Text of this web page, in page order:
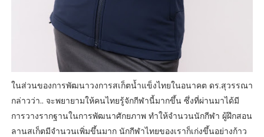
ในส่วนของการพัฒนาวงการสเก็ตน้ำแข็งไทยในอนาคต ดร.สุวรรณา
กล่าวว่า.. จะพยายามให้คนไทยรู้จักกีฬานี้มากขึ้น ซึ่งที่ผ่านมาได้มี
การวางรากฐานในการพัฒนาศักยภาพ ทำให้จำนวนนักกีฬา ผู้ฝึกสอน
ลานสเก็ตมีจำนวนเพิ่มขึ้นมาก นักกีฬาไทยของเราก็เก่งขึ้นอย่างก้าว